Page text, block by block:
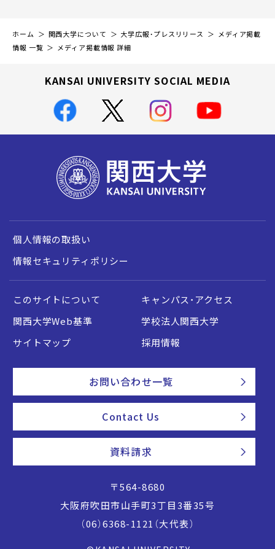
ホーム 関西大学について 大学広報・プレスリリース
メディア掲載
情報 一覧
メディア掲載情報 詳細
KANSAI UNIVERSITY SOCIAL MEDIA
個人情報の取扱い
情報セキュリティポリシー
このサイトについて
キャンパス・アクセス
関西大学Web基準
学校法人関西大学
サイトマップ
採用情報
お問い合わせ一覧
Contact Us
資料請求
〒564-8680
大阪府吹田市山手町3丁目3番35号
（06）6368-1121（大代表）